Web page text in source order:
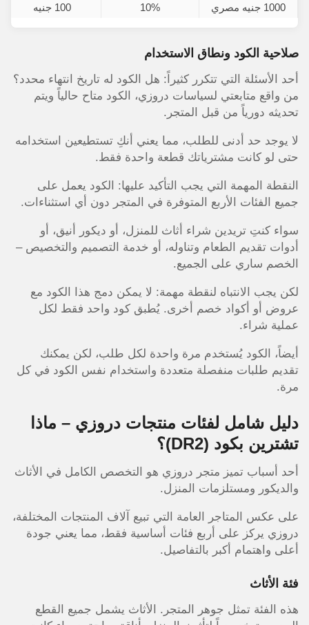
1000 جنيه مصري 10% 100 جنيه
صلاحية الكود ونطاق الاستخدام
أحد الأسئلة التي تتكرر كثيراً: هل الكود له تاريخ انتهاء محدد؟
من واقع متابعتي لسياسات دروزي، الكود متاح حالياً ويتم
تحديثه دورياً من قبل المتجر.
لا يوجد حد أدنى للطلب، مما يعني أنكِ تستطيعين استخدامه
حتى لو كانت مشترياتك قطعة واحدة فقط.
النقطة المهمة التي يجب التأكيد عليها: الكود يعمل على
جميع الفئات الأربع المتوفرة في المتجر دون أي استثناءات.
سواء كنتِ تريدين شراء أثاث للمنزل، أو ديكور أنيق، أو
أدوات تقديم الطعام وتناوله، أو خدمة التصميم والتخصيص –
الخصم ساري على الجميع.
لكن يجب الانتباه لنقطة مهمة: لا يمكن دمج هذا الكود مع
عروض أو أكواد خصم أخرى. يُطبق كود واحد فقط لكل
عملية شراء.
أيضاً، الكود يُستخدم مرة واحدة لكل طلب، لكن يمكنك
تقديم طلبات منفصلة متعددة واستخدام نفس الكود في كل
مرة.
دليل شامل لفئات منتجات دروزي – ماذا
تشترين بكود (DR2) ؟
أحد أسباب تميز متجر دروزي هو التخصص الكامل في الأثاث
والديكور ومستلزمات المنزل.
على عكس المتاجر العامة التي تبيع آلاف المنتجات المختلفة،
دروزي يركز على أربع فئات أساسية فقط، مما يعني جودة
أعلى واهتمام أكبر بالتفاصيل.
فئة الأثاث
هذه الفئة تمثل جوهر المتجر. الأثاث يشمل جميع القطع